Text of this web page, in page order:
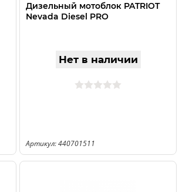
Дизельный мотоблок PATRIOT
Nevada Diesel PRO
Нет в наличии
Артикул: 440701511